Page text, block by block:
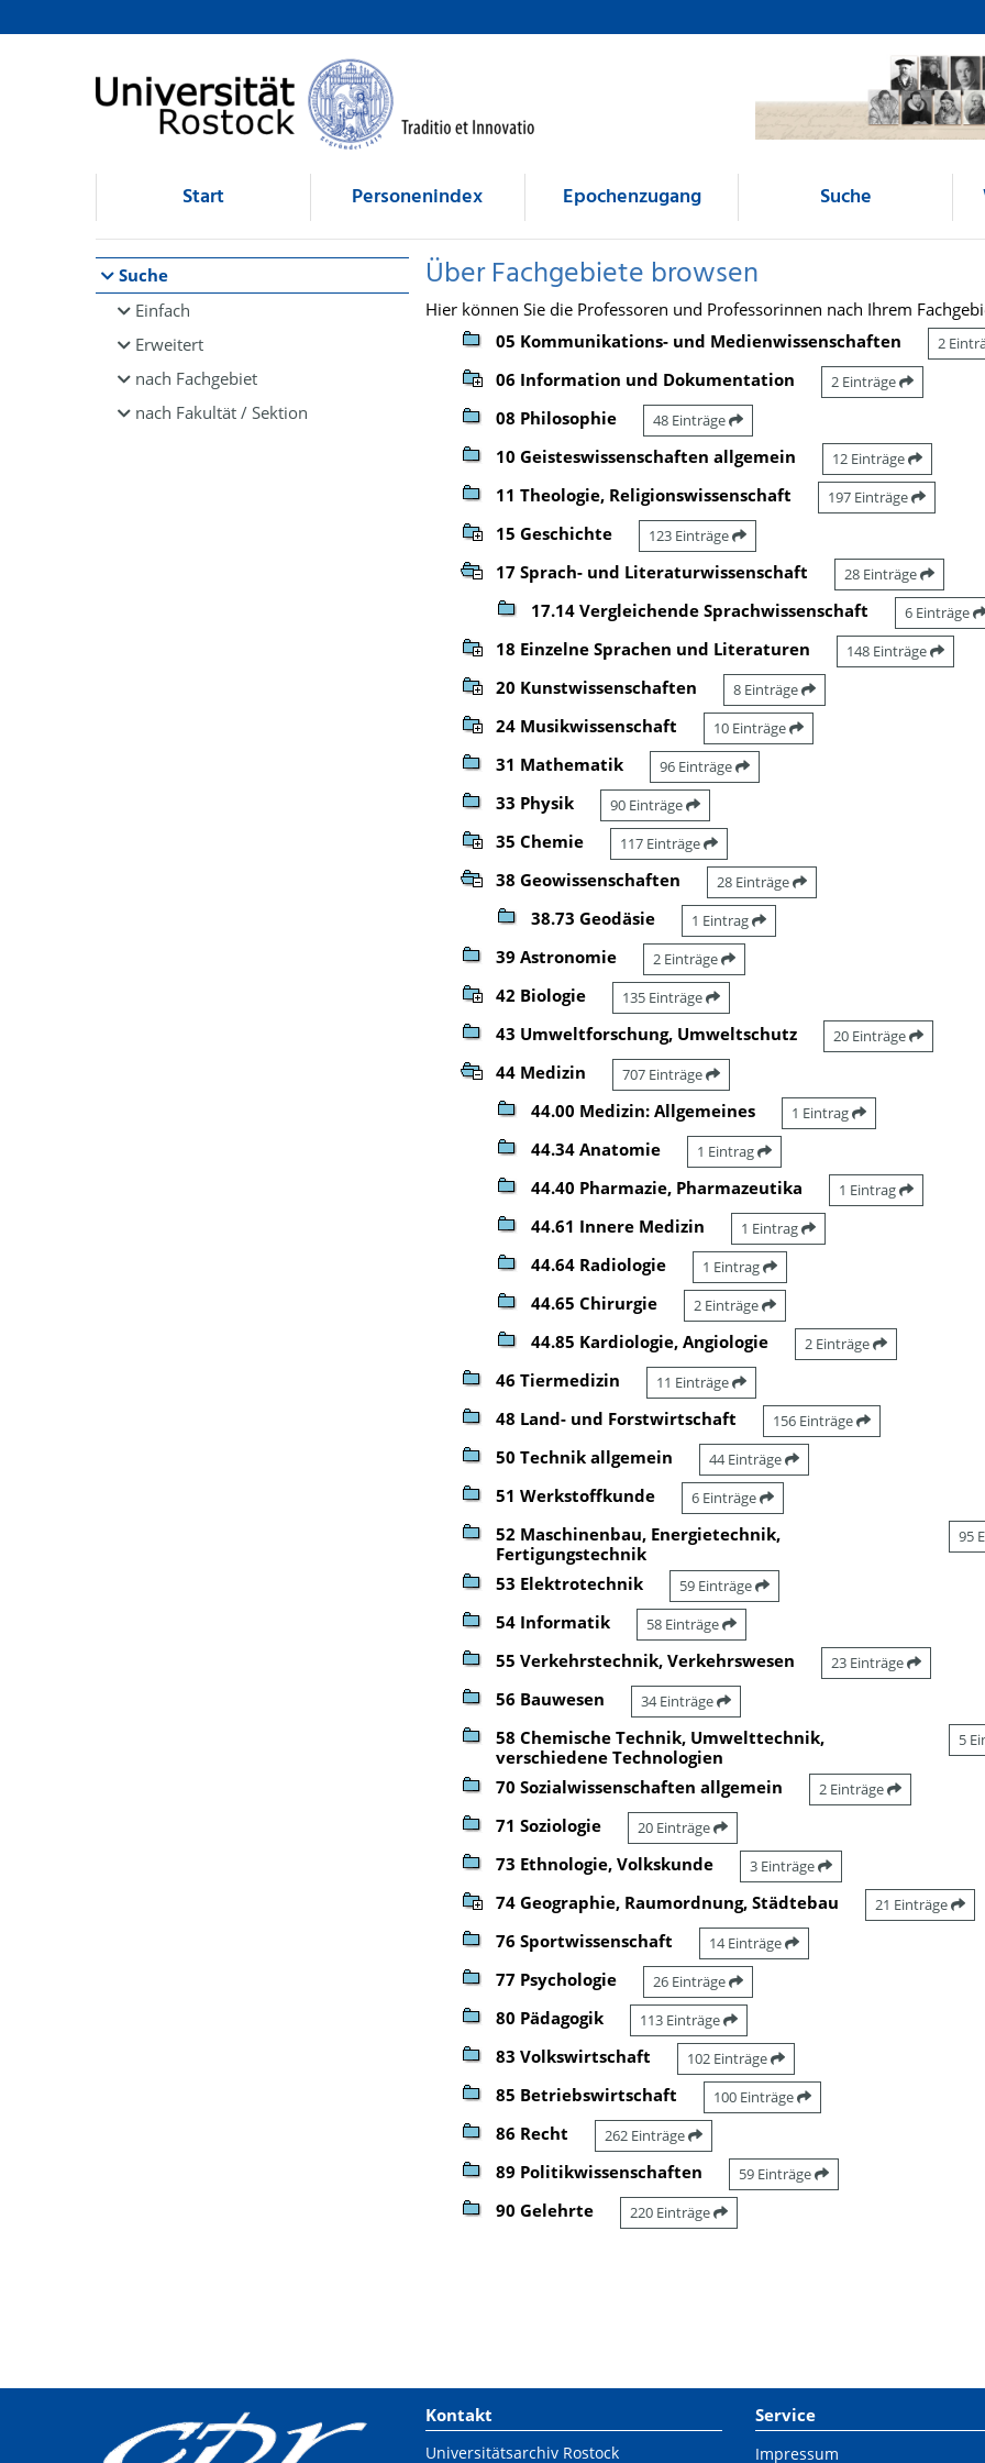
Browsen
direkt zum Inhalt
Start Personenindex Epochenzugang Suche
Suche
Einfach
Erweitert
nach Fachgebiet
nach Fakultät / Sektion
Über Fachgebiete browsen
Hier können Sie die Professoren und Professorinnen nach Ihrem
05 Kommunikations- und Medienwissenschaften
2
06 Information und Dokumentation 2 Einträge
08 Philosophie 48 Einträge
10 Geisteswissenschaften allgemein 12 Einträge
11 Theologie, Religionswissenschaft 197 Einträge
15 Geschichte 123 Einträge
17 Sprach- und Literaturwissenschaft 28 Einträge
17.14 Vergleichende Sprachwissenschaft 6 Einträge
18 Einzelne Sprachen und Literaturen 148 Einträge
20 Kunstwissenschaften 8 Einträge
24 Musikwissenschaft 10 Einträge
31 Mathematik 96 Einträge
33 Physik 90 Einträge
35 Chemie 117 Einträge
38 Geowissenschaften 28 Einträge
38.73 Geodäsie 1 Eintrag
39 Astronomie 2 Einträge
42 Biologie 135 Einträge
43 Umweltforschung, Umweltschutz 20 Einträge
44 Medizin 707 Einträge
44.00 Medizin: Allgemeines 1 Eintrag
44.34 Anatomie 1 Eintrag
44.40 Pharmazie, Pharmazeutika 1 Eintrag
44.61 Innere Medizin 1 Eintrag
44.64 Radiologie 1 Eintrag
44.65 Chirurgie 2 Einträge
44.85 Kardiologie, Angiologie 2 Einträge
46 Tiermedizin 11 Einträge
48 Land- und Forstwirtschaft 156 Einträge
50 Technik allgemein 44 Einträge
51 Werkstoffkunde 6 Einträge
52 Maschinenbau, Energietechnik,
Fertigungstechnik
95
53 Elektrotechnik 59 Einträge
54 Informatik 58 Einträge
55 Verkehrstechnik, Verkehrswesen 23 Einträge
56 Bauwesen 34 Einträge
58 Chemische Technik, Umwelttechnik,
verschiedene Technologien
5
70 Sozialwissenschaften allgemein 2 Einträge
71 Soziologie 20 Einträge
73 Ethnologie, Volkskunde 3 Einträge
74 Geographie, Raumordnung, Städtebau 21 Einträge
76 Sportwissenschaft 14 Einträge
77 Psychologie 26 Einträge
80 Pädagogik 113 Einträge
83 Volkswirtschaft 102 Einträge
85 Betriebswirtschaft 100 Einträge
86 Recht 262 Einträge
89 Politikwissenschaften 59 Einträge
90 Gelehrte 220 Einträge
Kontakt
Universitätsarchiv Rostock
Service
Impressum